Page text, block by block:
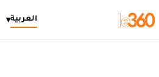
العربية▾